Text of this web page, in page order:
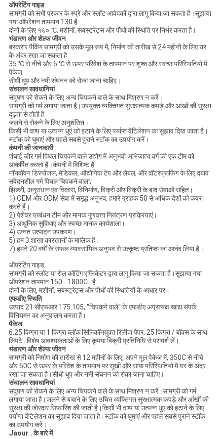
ऑपरेटिंग गाइड
सामग्री को सभी प्रकार के स्प्रे और स्लॉट आवेदकों द्वारा लागू किया जा सकता है।सुझाया
गया ऑपरेशन तापमान 130 है -
दोनों के लिए १६० ℃, मशीनों, सबस्ट्रेट्स और पौधों की स्थिति पर निर्भर करता है।
भंडारण और शेल्फ जीवन
बरकरार पैकिंग सामग्री को उसके मूल रूप में, निर्माण की तारीख से 24 महीनों के लिए घर
के अंदर रखा जा सकता है
35 ℃ से नीचे और 5 ℃ से ऊपर परिवेश के तापमान पर शुष्क और स्वच्छ परिस्थितियों में
पैकेज
सीधी धूप और नमी संघनन को रोका जाना चाहिए।
संचालन सावधानियां
संदूषण को रोकने के लिए अन्य चिपकने वाले के साथ मिश्रण न करें।
सामग्री को गर्म लगाया जाता है।उपयुक्त व्यक्तिगत सुरक्षात्मक कपड़े और आंखों की सुरक्षा
दृढ़ता से होती है
जलने से रोकने के लिए अनुशंसित।
किसी भी वाष्प या उत्पन्न धुएं को हटाने के लिए पर्याप्त वेंटिलेशन का सुझाव दिया जाता है।
स्टॉक को घुमाएं और पहले सबसे पुराने स्टॉक का उपयोग करें।
कंपनी की जानकारी
शंघाई जौर गर्म पिघल चिपकने वाले उद्योग में अनुभवी अभिजात्य वर्ग की एक टीम को
आकर्षित करता है।कंपनी में विशिष्ट है
नॉनवॉवन डिस्पोजल, मेडिकल, औद्योगिक टेप और लेबल, और वॉटरप्रूफिंग के लिए दबाव
संवेदनशील गर्म पिघल चिपकने वाला;
झिल्ली, अनुसंधान एवं विकास, विनिर्माण, बिक्री और बिक्री के बाद सेवाओं सहित।
1) OEM और ODM सेवा में समृद्ध अनुभव, हमारे ग्राहक 50 से अधिक देशों को कवर
करते हैं।
2) पेशेवर प्रबंधन टीम और मानक गुणवत्ता नियंत्रण प्रक्रियाएं।
3) आधुनिक सुविधाएं और स्वच्छ मानक कार्यशाला।
4) उन्नत उत्पादन उपकरण।
5) हम 3 शाखा कारखानों के मालिक हैं।
7) हमने 20 वर्षों के सफल व्यावसायिक अनुभव से उत्कृष्ट प्रतिष्ठा का आनंद लिया है।
ऑपरेटिंग गाइड
सामग्री को स्लॉट या रोल कोटिंग एप्लिकेटर द्वारा लागू किया जा सकता है।सुझाया गया
ऑपरेशन तापमान 150 - 1800C . है
दोनों के लिए, मशीनों, सबस्ट्रेट्स और पौधों की स्थितियों के आधार पर।
एफडीए स्थिति
उत्पाद 21 सीएफआर 175.105, "चिपकने वाले" के एफडीए अप्रत्यक्ष खाद्य संपर्क
विनियमन का अनुपालन करता है।
पैकेज
6.25 किग्रा या 1 किग्रा ब्लॉक सिलिकॉनयुक्त रिलीज पेपर, 25 किग्रा / बॉक्स के साथ
लिपटे।विशेष आवश्यकताओं के लिए कृपया बिक्री प्रतिनिधि से परामर्श लें।
भंडारण और शेल्फ जीवन
सामग्री को निर्माण की तारीख से 12 महीनों के लिए, अपने मूल पैकेज में, 350C से नीचे
और 50C से ऊपर के परिवेश के तापमान पर सूखी और साफ परिस्थितियों में घर के अंदर
रखा जा सकता है।सीधी धूप और नमी संघनन को रोका जाना चाहिए।
संचालन सावधानियां
संदूषण को रोकने के लिए अन्य चिपकने वाले के साथ मिश्रण न करें।सामग्री को गर्म
लगाया जाता है।जलने से बचाने के लिए उचित व्यक्तिगत सुरक्षात्मक कपड़े और आंखों की
सुरक्षा की जोरदार सिफारिश की जाती है।किसी भी वाष्प या उत्पन्न धुएं को हटाने के लिए
पर्याप्त वेंटिलेशन का सुझाव दिया जाता है।स्टॉक को घुमाएं और पहले सबसे पुराने स्टॉक
का उपयोग करें।
Jaour . के बारे में